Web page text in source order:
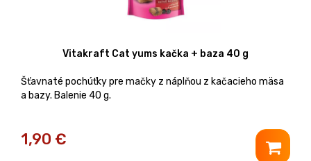
Vitakraft Cat yums kačka + baza 40 g
Šťavnaté pochúťky pre mačky z náplňou z kačacieho mäsa
a bazy. Balenie 40 g.
1,90 €